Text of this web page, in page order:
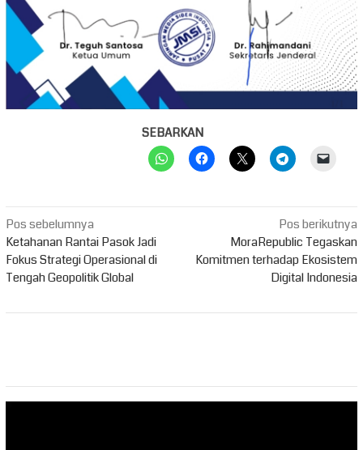
SEBARKAN
Navigasi
pos
Pos sebelumnya
Ketahanan Rantai Pasok Jadi
Fokus Strategi Operasional di
Tengah Geopolitik Global
Pos berikutnya
MoraRepublic Tegaskan
Komitmen terhadap Ekosistem
Digital Indonesia